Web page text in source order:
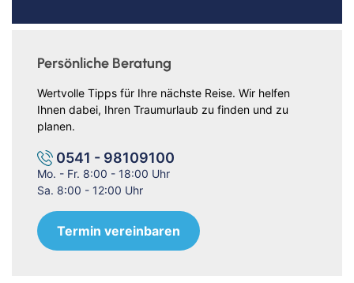
Persönliche Beratung
Wertvolle Tipps für Ihre nächste Reise. Wir helfen
Ihnen dabei, Ihren Traumurlaub zu finden und zu
planen.
0541 - 98109100
Mo. - Fr. 8:00 - 18:00 Uhr
Sa. 8:00 - 12:00 Uhr
Termin vereinbaren